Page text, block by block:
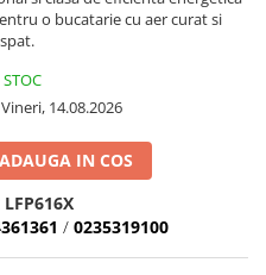
o bucatarie cu aer curat si
Vineri, 14.08.2026
ADAUGA IN COS
LFP616X
/ 0235319100